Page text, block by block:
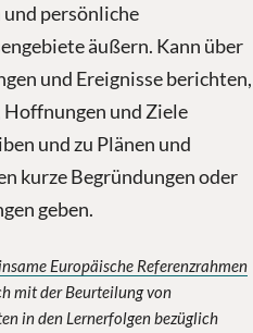
und persönliche
äußern. Kann über
und Ereignisse berichten,
Hoffnungen und Ziele
und zu Plänen und
kurze Begründungen oder
geben.
Europäische Referenzrahmen
mit der Beurteilung von
in den Lernerfolgen bezüglich